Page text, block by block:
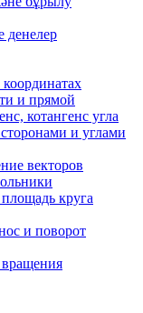
денелер
и прямой
котангенс угла
и углами
векторов
круга
и поворот
вращения